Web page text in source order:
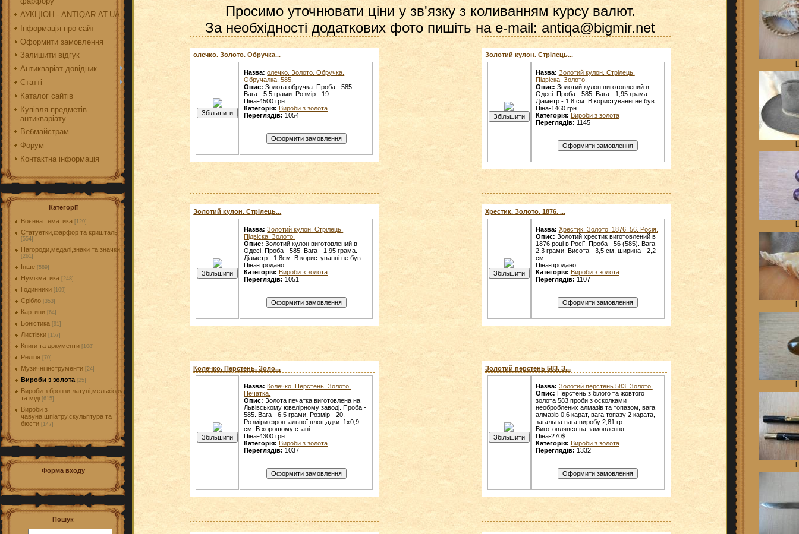
АУКЦІОН - ANTIQAR.AT.UA
Інформація про сайт
Оформити замовлення
Залишити відгук
Антикваріат-довідник
Статті
Каталог сайтів
Купівля предметів
антикваріату
Вебмайстрам
Форум
Контактна інформація
Категорії
Воєнна тематика
[129]
Статуетки,фарфор та кришталь
[554]
Нагороди,медалі,знаки та значки
[261]
Інше [589]
Нумізматика [248]
Годинники [109]
Срібло [353]
Картини [64]
Боністика [91]
Листівки [157]
Книги та документи [108]
Релігія [70]
Музичні інструменти [24]
Вироби з золота [25]
Вироби з бронзи,латуні,мельхіору
та міді [615]
Вироби з
чавуна,шпіатру,скульптура та
бюсти
[147]
Форма входу
Пошук
Просимо уточнювати ціни у зв'язку з коливанням курсу валют.
За необхідності додаткових фото пишіть на e-mail: antiqa@bigmir.net
олечко. Золото. Обручка...
Назва: олечко. Золото. Обручка.
Обручалка. 585.
Опис:Золота обручка. Проба - 585.
Вага - 5,5 грами. Розмір - 19.
Ціна-4500 грн
Категорія: Вироби з золота
Переглядів: 1054
Золотий кулон. Стрілець...
Назва: Золотий кулон. Стрілець.
Підвіска. Золото.
Опис: Золотий кулон виготовлений в
Одесі. Проба - 585. Вага - 1,95 грама.
Діаметр - 1,8 см. В користуванні не був.
Ціна-1460 грн
Категорія: Вироби з золота
Переглядів: 1145
Золотий кулон. Стрілець...
Назва: Золотий кулон. Стрілець.
Підвіска. Золото.
Опис:Золотий кулон виготовлений в
Одесі. Проба - 585. Вага - 1,95 грама.
Діаметр - 1,8см. В користуванні не був.
Ціна-продано
Категорія: Вироби з золота
Переглядів: 1051
Хрестик. Золото. 1876. ...
Назва: Хрестик. Золото. 1876. 56. Росія.
Опис: Золотий хрестик виготовлений в
1876 році в Росії. Проба - 56 (585). Вага -
2,3 грами. Висота - 3,5 см, ширина - 2,2
см.
Ціна-продано
Категорія: Вироби з золота
Переглядів: 1107
Колечко. Перстень. Золо...
Назва: Колечко. Перстень. Золото.
Печатка.
Опис:Золота печатка виготовлена на
Львівському ювелірному заводі. Проба -
585. Вага - 6,5 грами. Розмір - 20.
Розміри фронтальної площадки: 1х0,9
см. В хорошому стані.
Ціна-4300 грн
Категорія: Вироби з золота
Переглядів: 1037
Золотий перстень 583. З...
Назва: Золотий перстень 583. Золото.
Опис: Перстень з білого та жовтого
золота 583 проби з осколками
необроблених алмазів та топазом, вага
алмазів 0,6 карат, вага топазу 2 карата,
загальна вага виробу 2,81 гр.
Виготовлявся на замовлення.
Ціна-270$
Категорія: Вироби з золота
Переглядів: 1332
[
[
[
[
[
[